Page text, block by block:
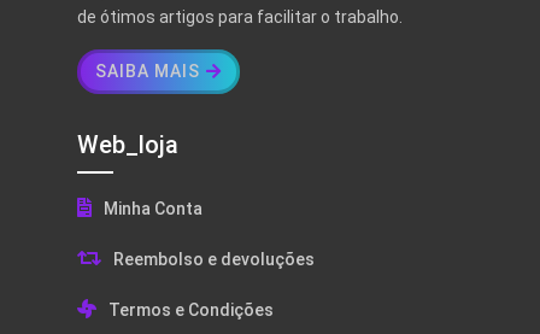
de ótimos artigos para facilitar o trabalho.
SAIBA MAIS
Web_loja
Minha Conta
Reembolso e devoluções
Termos e Condições